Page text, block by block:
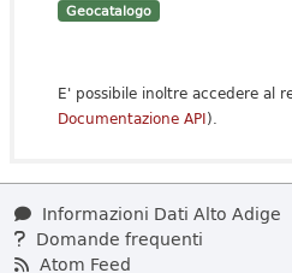
Geocatalogo
E' possibile inoltre accedere al
Documentazione API).
Informazioni Dati Alto Adige
Domande frequenti
Atom Feed